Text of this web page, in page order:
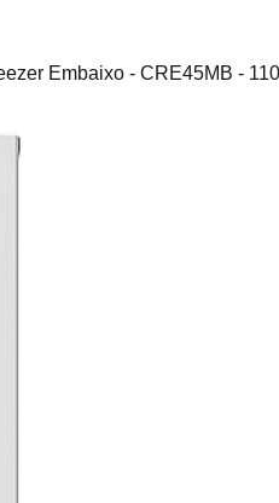
Embaixo - CRE45MB -